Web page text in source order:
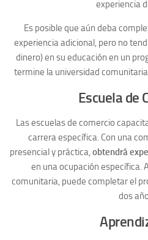
experiencia
Es posible que aún deba
experiencia adicional, pero no
dinero) en su educación en un
termine la universidad
Escuela de
Las escuelas de comercio
carrera específica. Con una
presencial y práctica,obtendrá
en una ocupación específica.
comunitaria, puede completar el
dos